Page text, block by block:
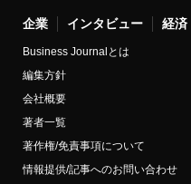
企業 インタビュー 経済
Business Journalとは
編集方針
会社概要
著者一覧
著作権/免責事項について
情報提供/記事へのお問い合わせ